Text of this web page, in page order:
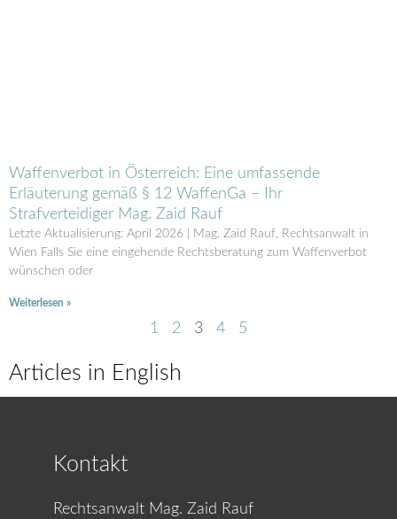
Waffenverbot in Österreich: Eine umfassende
Erläuterung gemäß § 12 WaffenGa – Ihr
Strafverteidiger Mag. Zaid Rauf
Letzte Aktualisierung: April 2026 | Mag. Zaid Rauf, Rechtsanwalt in
Wien Falls Sie eine eingehende Rechtsberatung zum Waffenverbot
wünschen oder
Weiterlesen »
1 2 3 4 5
Articles in English
Kontakt
Rechtsanwalt Mag. Zaid Rauf